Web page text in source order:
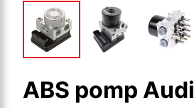
ABS pomp Audi